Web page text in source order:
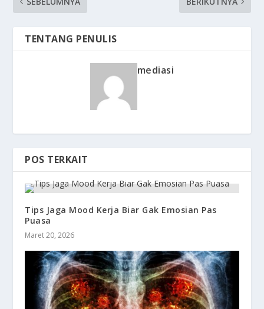
TENTANG PENULIS
mediasi
POS TERKAIT
Tips Jaga Mood Kerja Biar Gak Emosian Pas
Puasa
Maret 20, 2026